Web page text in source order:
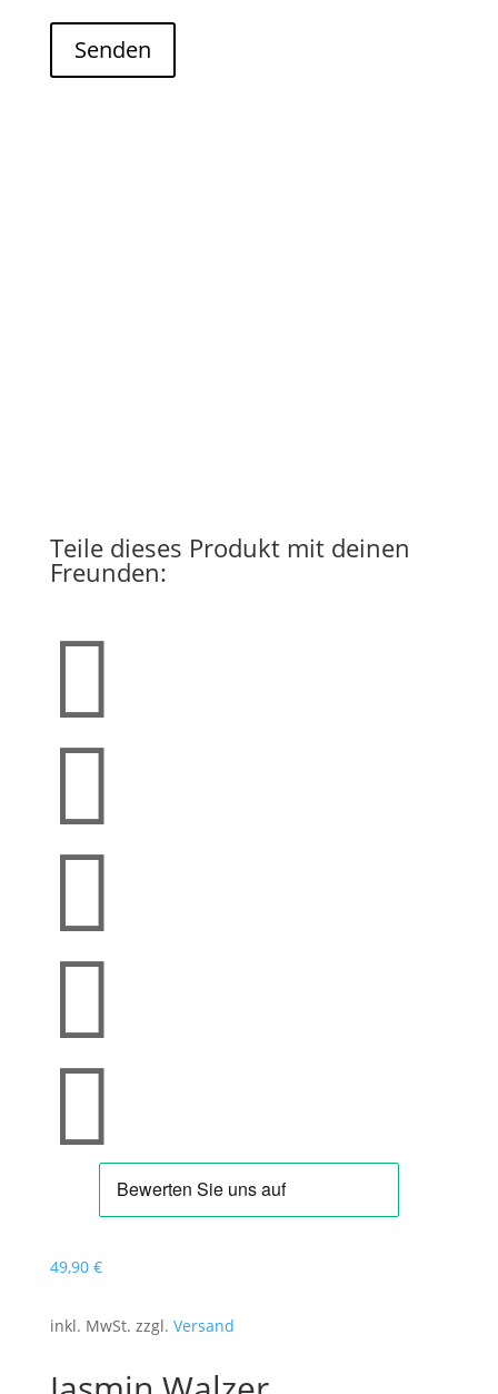
Senden
Teile dieses Produkt mit deinen
Freunden:





49,90 €
inkl. MwSt. zzgl. Versand